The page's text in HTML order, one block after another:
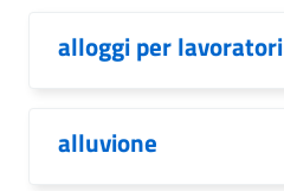
alloggi per lavoratori
alluvione